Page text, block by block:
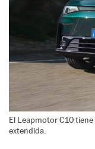
El Leapmotor C10
extendida.